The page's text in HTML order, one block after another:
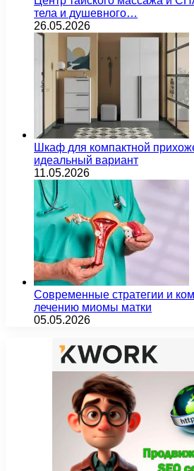
тела и душевного…
26.05.2026
Шкаф для компактной
идеальный вариант
11.05.2026
Современные стратегии и
лечению миомы матки
05.05.2026